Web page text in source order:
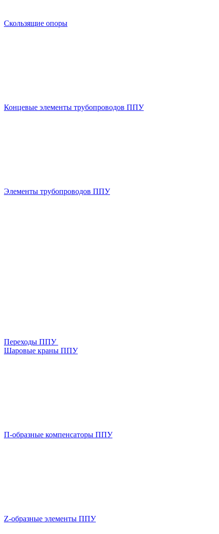
Скользящие опоры
Концевые элементы трубопроводов ППУ
Элементы трубопроводов ППУ
Переходы ППУ
Шаровые краны ППУ
П-образные компенсаторы ППУ
Z-образные элементы ППУ